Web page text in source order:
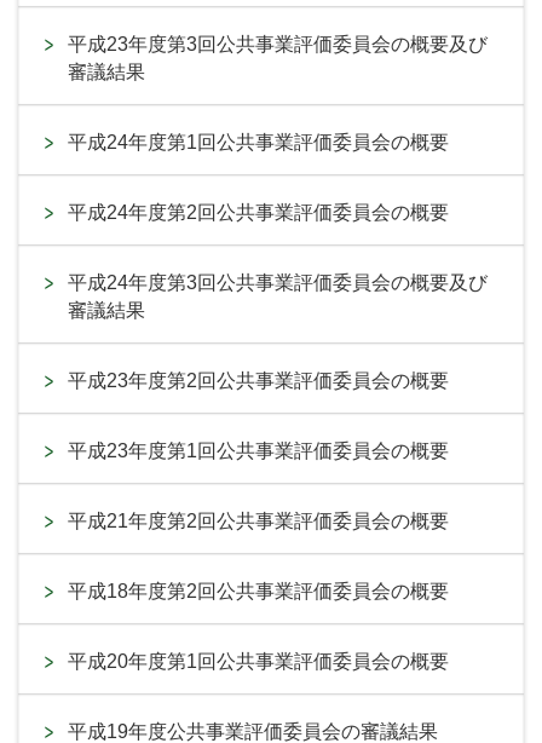
平成23年度第3回公共事業評価委員会の概要及び
審議結果
平成24年度第1回公共事業評価委員会の概要
平成24年度第2回公共事業評価委員会の概要
平成24年度第3回公共事業評価委員会の概要及び
審議結果
平成23年度第2回公共事業評価委員会の概要
平成23年度第1回公共事業評価委員会の概要
平成21年度第2回公共事業評価委員会の概要
平成18年度第2回公共事業評価委員会の概要
平成20年度第1回公共事業評価委員会の概要
平成19年度公共事業評価委員会の審議結果